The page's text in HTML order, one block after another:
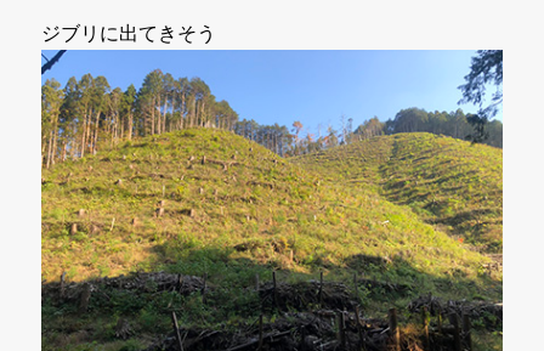
ジブリに出てきそう